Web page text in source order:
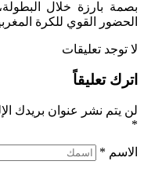
بصمة بارزة خلال
الحضور القوي للكرة
لا توجد تعليقات
اترك تعليقاً
لن يتم نشر عنوان بريدك
*
الاسم *